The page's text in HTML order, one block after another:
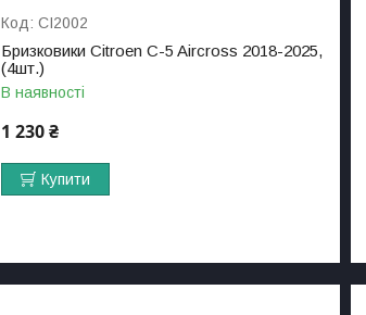
CI2002
Бризковики Citroen C-5 Aircross 2018-2025,
(4шт.)
В наявності
1 230 ₴
Купити